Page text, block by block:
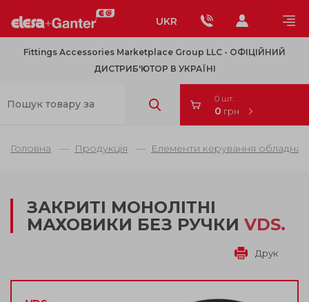
UKR
Fittings Accessories Marketplace Group LLC - OФІЦІЙНИЙ
ДИСТРИБ'ЮТОР В УКРАЇНІ
0 шт.
0 грн
Головна Продукція Елементи керування
ЗАКРИТІ МОНОЛІТНІ
МАХОВИКИ БЕЗ РУЧКИ VDS.
Друк